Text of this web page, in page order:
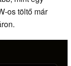
os töltő már